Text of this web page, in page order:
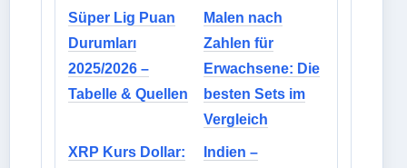
Süper Lig Puan
Durumları
2025/2026 –
Tabelle & Quellen
Malen nach
Zahlen für
Erwachsene: Die
besten Sets im
Vergleich
XRP Kurs Dollar:
Indien –